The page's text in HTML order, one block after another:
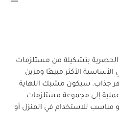
الحصرية بتشكيلة من مستلزمات
الأكثر مبيعًا ومزين
جذاب. سيكون مشبك اللهاية
إلى مجموعة مستلزمات
مناسب للاستخدام في المنزل أو